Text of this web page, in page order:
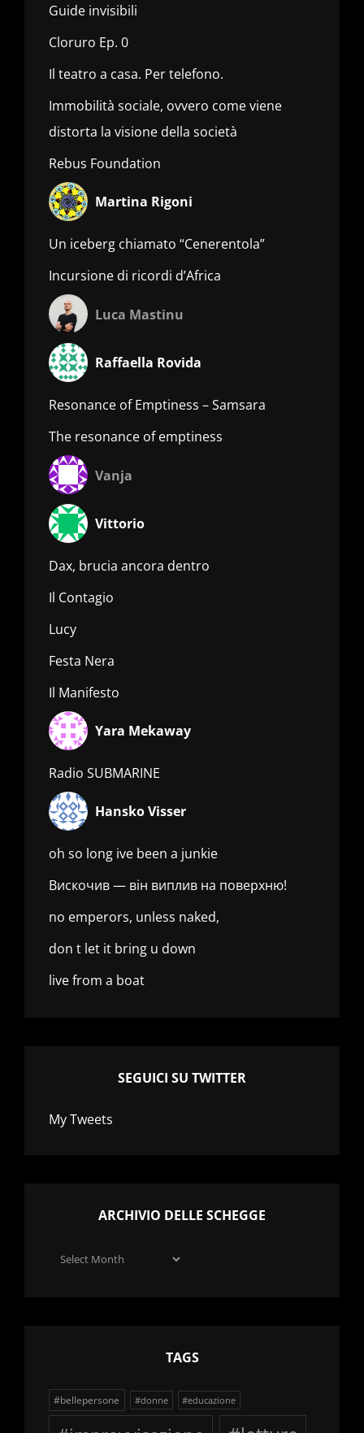
Guide invisibili
Cloruro Ep. 0
Il teatro a casa. Per telefono.
Immobilità sociale, ovvero come viene
distorta la visione della società
Rebus Foundation
Martina Rigoni
Un iceberg chiamato “Cenerentola”
Incursione di ricordi d’Africa
Luca Mastinu
Raffaella Rovida
Resonance of Emptiness – Samsara
The resonance of emptiness
Vanja
Vittorio
Dax, brucia ancora dentro
Il Contagio
Lucy
Festa Nera
Il Manifesto
Yara Mekaway
Radio SUBMARINE
Hansko Visser
oh so long ive been a junkie
Вискочив — він виплив на поверхню!
no emperors, unless naked,
don t let it bring u down
live from a boat
SEGUICI SU TWITTER
My Tweets
ARCHIVIO DELLE SCHEGGE
Archivio
TAGS
#bellepersone #donne #educazione